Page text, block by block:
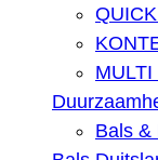
MULTI
Bals &